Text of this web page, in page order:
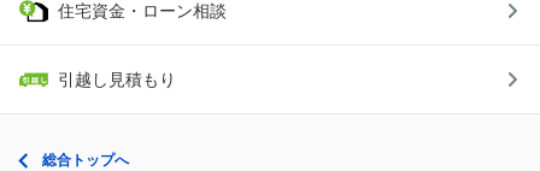
住宅資金・ローン相談
引越し見積もり
総合トップへ